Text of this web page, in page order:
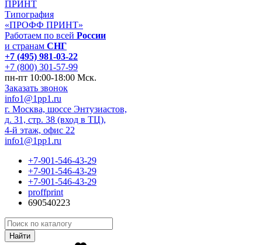
Типография
«ПРОФФ ПРИНТ»
Работаем по всей России
и странам СНГ
+7 (495) 981-03-22
+7 (800) 301-57-99
пн-пт 10:00-18:00 Мск.
Заказать звонок
info1@1pp1.ru
г. Москва, шоссе Энтузиастов,
д. 31, стр. 38 (вход в ТЦ),
4-й этаж, офис 22
info1@1pp1.ru
+7-901-546-43-29
+7-901-546-43-29
+7-901-546-43-29
proffprint
690540223